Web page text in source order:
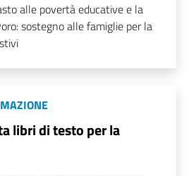
alle povertà educative e la
sostegno alle famiglie per la
libri di testo per la